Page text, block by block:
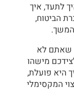
לתעד, איך
הביטוח,
שאתם לא
מישהו
היא פועלת,
המקסימלי